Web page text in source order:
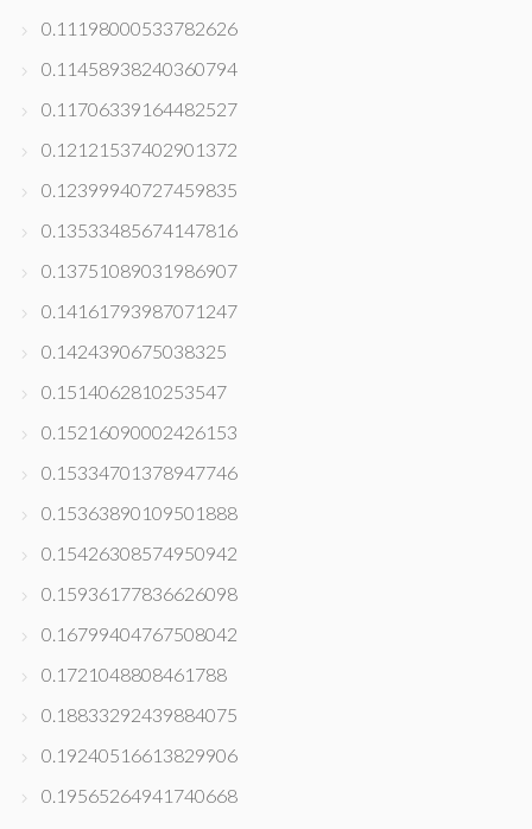
0.11198000533782626
0.11458938240360794
0.11706339164482527
0.12121537402901372
0.12399940727459835
0.13533485674147816
0.13751089031986907
0.14161793987071247
0.1424390675038325
0.1514062810253547
0.15216090002426153
0.15334701378947746
0.15363890109501888
0.15426308574950942
0.15936177836626098
0.16799404767508042
0.1721048808461788
0.18833292439884075
0.19240516613829906
0.19565264941740668